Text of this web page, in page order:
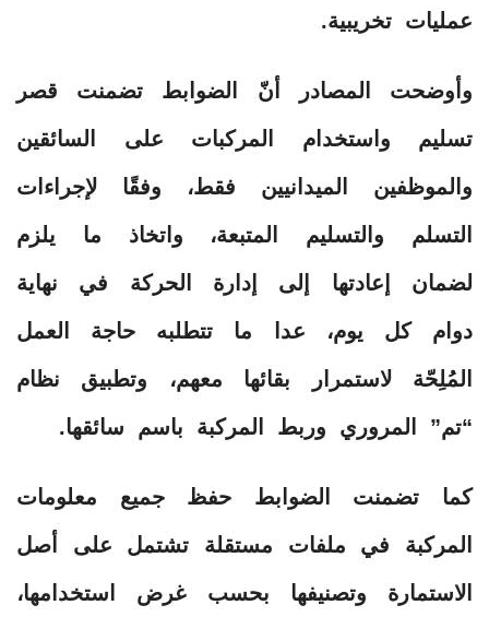
عمليات تخريبية.
وأوضحت المصادر أنّ الضوابط تضمنت قصر
تسليم واستخدام المركبات على السائقين
والموظفين الميدانيين فقط، وفقًا لإجراءات
التسلم والتسليم المتبعة، واتخاذ ما يلزم
لضمان إعادتها إلى إدارة الحركة في نهاية
دوام كل يوم، عدا ما تتطلبه حاجة العمل
المُلِحّة لاستمرار بقائها معهم، وتطبيق نظام
“تم” المروري وربط المركبة باسم سائقها.
كما تضمنت الضوابط حفظ جميع معلومات
المركبة في ملفات مستقلة تشتمل على أصل
الاستمارة وتصنيفها بحسب غرض استخدامها،